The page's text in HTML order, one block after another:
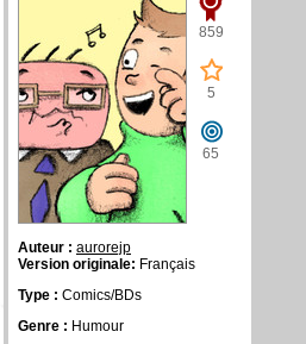
859
5
65
Auteur : aurorejp
Version originale: Français
Type : Comics/BDs
Genre : Humour